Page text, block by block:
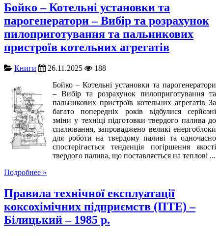
Бойко – Котельні установки та
парогенератори – Вибір та розрахунок
пилоприготування та пальникових
пристроїв котельних агрегатів
Книги 26.11.2025
188
Бойко – Котельні установки та парогенератори
– Вибір та розрахунок пилоприготування та
пальникових пристроїв котельних агрегатів За
багато попередніх років відбулися серйозні
зміни у техніці підготовки твердого палива до
спалювання, запроваджено великі енергоблоки
для роботи на твердому паливі та одночасно
спостерігається тенденція погіршення якості
твердого палива, що поставляється на теплові ...
Подробнее »
Правила технічної експлуатації
коксохімічних підприємств (ПТЕ) –
Білицький – 1985 р.